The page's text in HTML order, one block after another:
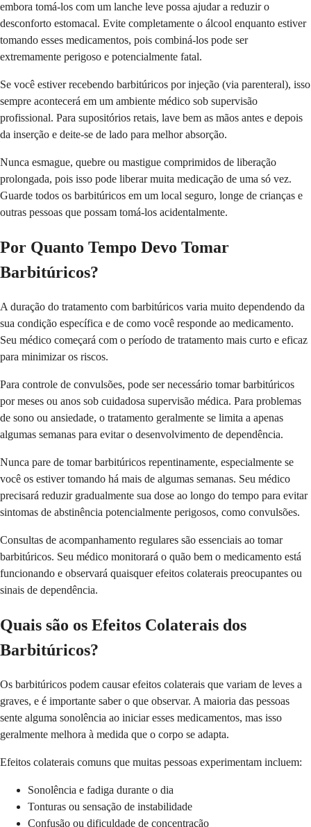
embora tomá-los com um lanche leve possa ajudar a reduzir o
desconforto estomacal. Evite completamente o álcool enquanto estiver
tomando esses medicamentos, pois combiná-los pode ser
extremamente perigoso e potencialmente fatal.
Se você estiver recebendo barbitúricos por injeção (via parenteral), isso
sempre acontecerá em um ambiente médico sob supervisão
profissional. Para supositórios retais, lave bem as mãos antes e depois
da inserção e deite-se de lado para melhor absorção.
Nunca esmague, quebre ou mastigue comprimidos de liberação
prolongada, pois isso pode liberar muita medicação de uma só vez.
Guarde todos os barbitúricos em um local seguro, longe de crianças e
outras pessoas que possam tomá-los acidentalmente.
Por Quanto Tempo Devo Tomar
Barbitúricos?
A duração do tratamento com barbitúricos varia muito dependendo da
sua condição específica e de como você responde ao medicamento.
Seu médico começará com o período de tratamento mais curto e eficaz
para minimizar os riscos.
Para controle de convulsões, pode ser necessário tomar barbitúricos
por meses ou anos sob cuidadosa supervisão médica. Para problemas
de sono ou ansiedade, o tratamento geralmente se limita a apenas
algumas semanas para evitar o desenvolvimento de dependência.
Nunca pare de tomar barbitúricos repentinamente, especialmente se
você os estiver tomando há mais de algumas semanas. Seu médico
precisará reduzir gradualmente sua dose ao longo do tempo para evitar
sintomas de abstinência potencialmente perigosos, como convulsões.
Consultas de acompanhamento regulares são essenciais ao tomar
barbitúricos. Seu médico monitorará o quão bem o medicamento está
funcionando e observará quaisquer efeitos colaterais preocupantes ou
sinais de dependência.
Quais são os Efeitos Colaterais dos
Barbitúricos?
Os barbitúricos podem causar efeitos colaterais que variam de leves a
graves, e é importante saber o que observar. A maioria das pessoas
sente alguma sonolência ao iniciar esses medicamentos, mas isso
geralmente melhora à medida que o corpo se adapta.
Efeitos colaterais comuns que muitas pessoas experimentam incluem:
Sonolência e fadiga durante o dia
Tonturas ou sensação de instabilidade
Confusão ou dificuldade de concentração